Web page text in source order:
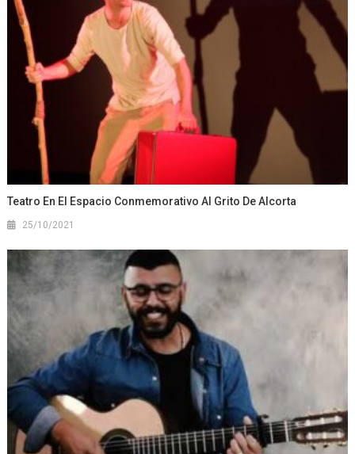
Teatro En El Espacio Conmemorativo Al Grito De Alcorta
25/10/2021